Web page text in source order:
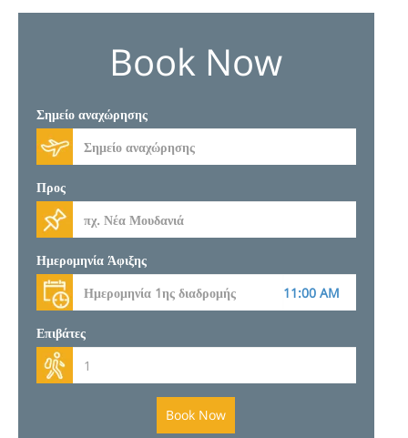
Book Now
Σημείο αναχώρησης
Προς
Ημερομηνία Άφιξης
Επιβάτες
Book Now